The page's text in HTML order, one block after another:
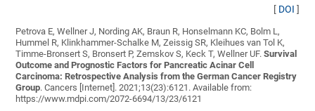
[ DOI ]
Petrova E, Wellner J, Nording AK, Braun R, Honselmann KC, Bolm L,
Hummel R, Klinkhammer-Schalke M, Zeissig SR, Kleihues van Tol K,
Timme-Bronsert S, Bronsert P, Zemskov S, Keck T, Wellner UF.Survival
Outcome and Prognostic Factors for Pancreatic Acinar Cell
Carcinoma: Retrospective Analysis from the German Cancer Registry
Group. Cancers [Internet]. 2021;13(23):6121. Available from:
https://www.mdpi.com/2072-6694/13/23/6121